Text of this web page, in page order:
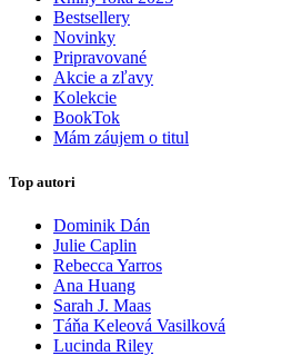
Bestsellery
Novinky
Pripravované
Akcie a zľavy
Kolekcie
BookTok
Mám záujem o titul
Top autori
Dominik Dán
Julie Caplin
Rebecca Yarros
Ana Huang
Sarah J. Maas
Táňa Keleová Vasilková
Lucinda Riley